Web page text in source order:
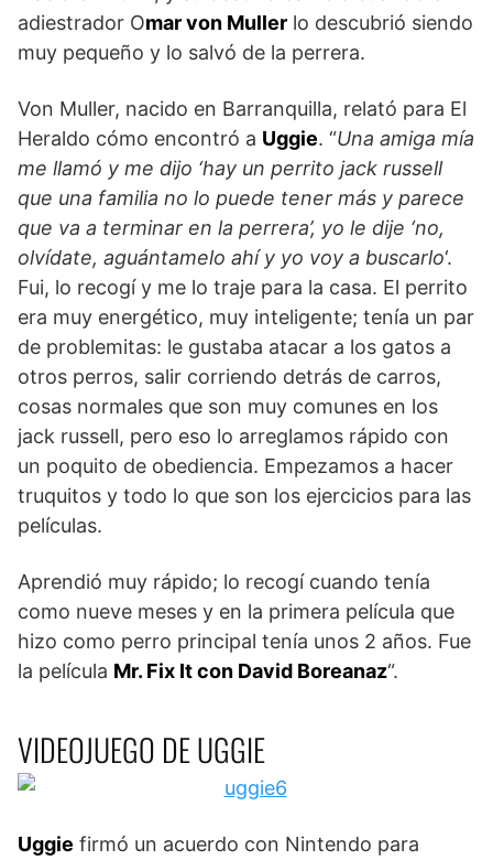
adiestrador Omar von Muller lo descubrió siendo
muy pequeño y lo salvó de la perrera.
Von Muller, nacido en Barranquilla, relató para El
Heraldo cómo encontró a Uggie. “Una amiga mía
me llamó y me dijo ‘hay un perrito jack russell
que una familia no lo puede tener más y parece
que va a terminar en la perrera’, yo le dije ‘no,
olvídate, aguántamelo ahí y yo voy a buscarlo‘.
Fui, lo recogí y me lo traje para la casa. El perrito
era muy energético, muy inteligente; tenía un par
de problemitas: le gustaba atacar a los gatos a
otros perros, salir corriendo detrás de carros,
cosas normales que son muy comunes en los
jack russell, pero eso lo arreglamos rápido con
un poquito de obediencia. Empezamos a hacer
truquitos y todo lo que son los ejercicios para las
películas.
Aprendió muy rápido; lo recogí cuando tenía
como nueve meses y en la primera película que
hizo como perro principal tenía unos 2 años. Fue
la película Mr. Fix It con David Boreanaz“.
VIDEOJUEGO DE UGGIE
Uggie firmó un acuerdo con Nintendo para